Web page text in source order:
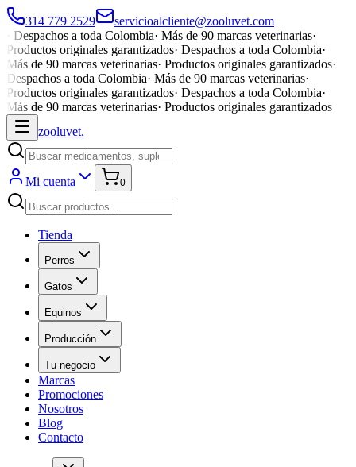
314 779 2529
servicioalcliente@zooluvet.com
Despachos a toda Colombia· Más de 90 marcas veterinarias·
Productos originales garantizados· Despachos a toda Colombia·
Más de 90 marcas veterinarias· Productos originales garantizados·
Despachos a toda Colombia· Más de 90 marcas veterinarias·
Productos originales garantizados· Despachos a toda Colombia·
Más de 90 marcas veterinarias· Productos originales garantizados
zooluvet.
Mi cuenta 0
Tienda
Perros
Gatos
Equinos
Producción
Tu negocio
Marcas
Promociones
Nosotros
Blog
Contacto